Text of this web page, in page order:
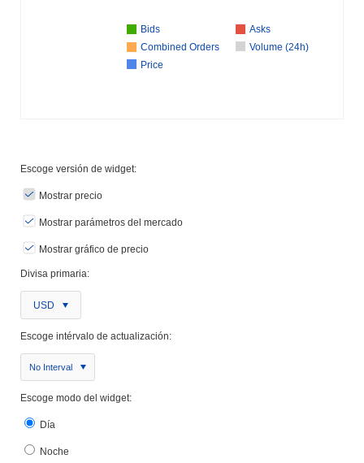
Bids
Asks
Combined Orders
Volume (24h)
Price
Escoge versión de widget:
Mostrar precio
Mostrar parámetros del mercado
Mostrar gráfico de precio
Divisa primaria:
USD
Escoge intérvalo de actualización:
No Interval
Escoge modo del widget:
Día
Noche